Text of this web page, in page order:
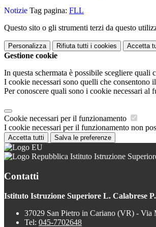
Notizie Tag pagina: FLL
Questo sito o gli strumenti terzi da questo
Personalizza Rifiuta tutti i cookies Accetta
Gestione cookie
In questa schermata è possibile scegliere quali
I cookie necessari sono quelli che
Per conoscere quali sono i cookie necessari al
Cookie necessari per il funzionamento
I cookie necessari per il funzionamento non
Accetta tutti Salva le preferenze
Istituto Istruzione
Contatti
Istituto Istruzione Superiore L. Calabrese
37029 San Pietro in Cariano (VR) - Via
Tel: 045-7702648